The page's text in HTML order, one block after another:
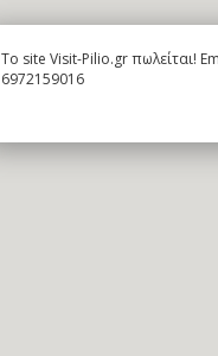
To site Visit-Pilio.gr πωλείται!
6972159016